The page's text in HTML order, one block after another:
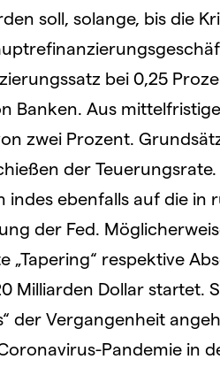
soll, solange, bis die
bei 0,25
Banken. Aus
zwei Prozent.
der Teuerungsrate.
indes ebenfalls auf die in
der Fed.
„Tapering“ respektive
Milliarden Dollar startet.
der Vergangenheit
Pandemie in